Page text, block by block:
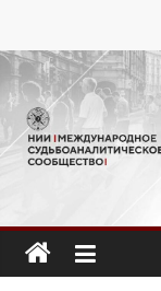
содержимому